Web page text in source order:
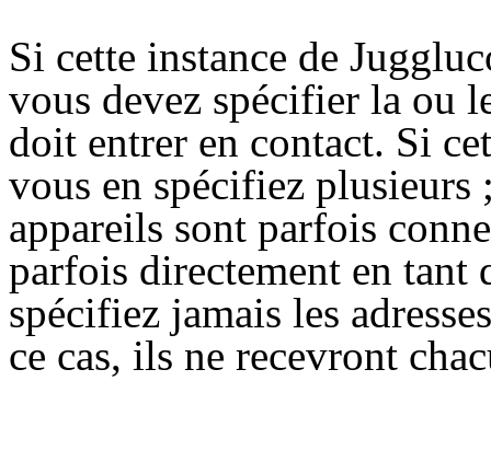
Si cette instance de
vous devez spécifier la ou
doit entrer en contact. Si
vous en spécifiez
appareils sont parfois
parfois directement en tant
spécifiez jamais les
ce cas, ils ne recevront